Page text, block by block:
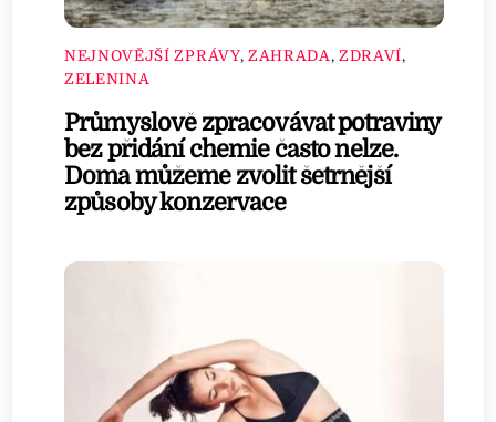
NEJNOVĚJŠÍ ZPRÁVY, ZAHRADA , ZDRAVÍ,
ZELENINA
Průmyslově zpracovávat potraviny
bez přidání chemie často nelze.
Doma můžeme zvolit šetrnější
způsoby konzervace